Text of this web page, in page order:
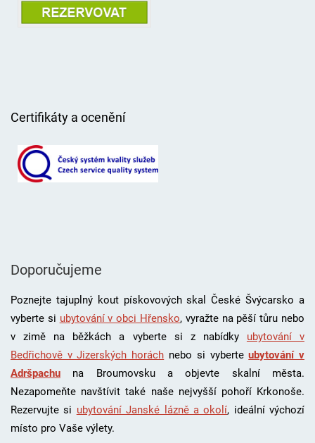
Certifikáty a ocenění
Doporučujeme
Poznejte tajuplný kout pískovových skal České Švýcarsko a
vyberte si ubytování v obci Hřensko, vyražte na pěší tůru nebo
v zimě na běžkách a vyberte si z nabídky ubytování v
Bedřichově v Jizerských horách nebo si vyberteubytování v
Adršpachu
na Broumovsku a objevte skalní města.
Nezapomeňte navštívit také naše nejvyšší pohoří Krkonoše.
Rezervujte si ubytování Janské lázně a okolí, ideální výchozí
místo pro Vaše výlety.